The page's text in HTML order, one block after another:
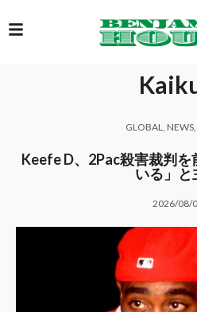
GLOBAL NEWS,
Keefe D、2Pac殺害裁判
いる」と
2026/08/